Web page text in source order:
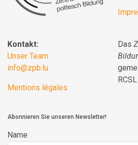
Kontakt:
Unser Team
info@zpb.lu
Mentions légales
Das
Abonnieren Sie unseren Newsletter!
Name